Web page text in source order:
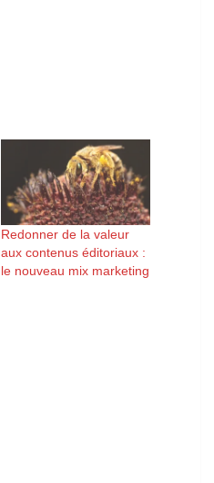
Redonner de la valeur
aux contenus éditoriaux :
le nouveau mix marketing